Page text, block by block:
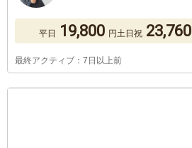
平日 19,800 円土日祝 23,760
最終アクティブ：7日以上前